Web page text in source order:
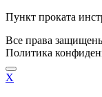
Пункт проката
Все права
Политика
X